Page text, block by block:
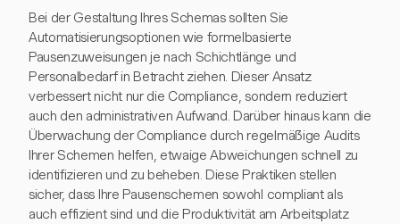
Bei der Gestaltung Ihres Schemas sollten Sie
Automatisierungsoptionen wie formelbasierte
Pausenzuweisungen je nach Schichtlänge und
Personalbedarf in Betracht ziehen. Dieser Ansatz
verbessert nicht nur die Compliance, sondern reduziert
auch den administrativen Aufwand. Darüber hinaus kann die
Überwachung der Compliance durch regelmäßige Audits
Ihrer Schemen helfen, etwaige Abweichungen schnell zu
identifizieren und zu beheben. Diese Praktiken stellen
sicher, dass Ihre Pausenschemen sowohl compliant als
auch effizient sind und die Produktivität am Arbeitsplatz